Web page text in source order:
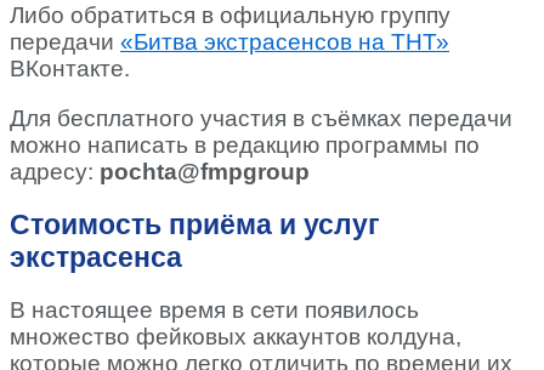
Либо обратиться в официальную группу
передачи «Битва экстрасенсов на ТНТ»
ВКонтакте.
Для бесплатного участия в съёмках передачи
можно написать в редакцию программы по
адресу: pochta@fmpgroup
Стоимость приёма и услуг
экстрасенса
В настоящее время в сети появилось
множество фейковых аккаунтов колдуна,
которые можно легко отличить по времени их